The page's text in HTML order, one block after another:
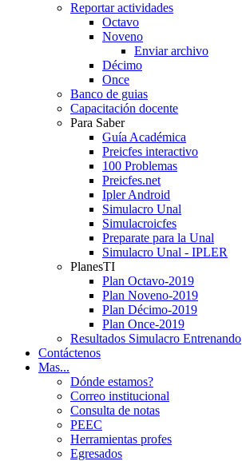
Reportar actividades
Octavo
Noveno
Enviar archivo
Décimo
Once
Banco de guias
Capacitación docente
Para Saber
Guía Académica
Preicfes interactivo
100 Problemas
Preicfes.net
Ipler Android
Simulacro Unal
Simulacroicfes
Preparate para la Unal
Simulacro Unal - IPLER
PlanesTI
Plan Octavo-2019
Plan Noveno-2019
Plan Décimo-2019
Plan Once-2019
Resultados Simulacro Entrenando
Contáctenos
Mas...
Dónde estamos?
Correo institucional
Consulta de notas
PEEC
Herramientas profes
Egresados